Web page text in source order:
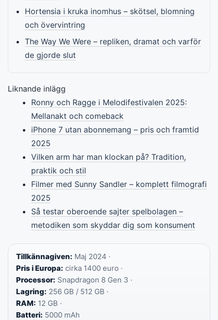
Hortensia i kruka inomhus – skötsel, blomning
och övervintring
The Way We Were – repliken, dramat och varför
de gjorde slut
Liknande inlägg
Ronny och Ragge i Melodifestivalen 2025:
Mellanakt och comeback
iPhone 7 utan abonnemang – pris och framtid
2025
Vilken arm har man klockan på? Tradition,
praktik och stil
Filmer med Sunny Sandler – komplett filmografi
2025
Så testar oberoende sajter spelbolagen –
metodiken som skyddar dig som konsument
Tillkännagiven: Maj 2024 ·
Pris i Europa: cirka 1400 euro ·
Processor: Snapdragon 8 Gen 3 ·
Lagring: 256 GB / 512 GB ·
RAM: 12 GB ·
Batteri: 5000 mAh